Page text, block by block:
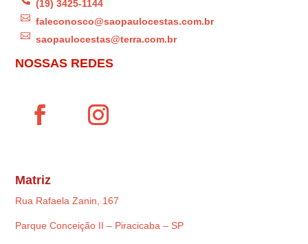
(19) 3425-1144
 faleconosco@saopaulocestas.com.br
 saopaulocestas@terra.com.br
NOSSAS REDES
Matriz
Rua Rafaela Zanin, 167
Parque Conceição II – Piracicaba – SP